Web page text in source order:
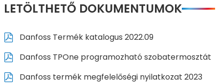
LETÖLTHETŐ DOKUMENTUMOK
Danfoss Termék katalogus 2022.09
Danfoss TPOne programozható szobatermosztát
Danfoss termék megfelelőségi nyilatkozat 2023